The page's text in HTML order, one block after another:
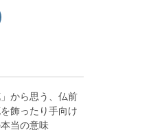
」から思う、仏前
飾ったり手向け
当の意味